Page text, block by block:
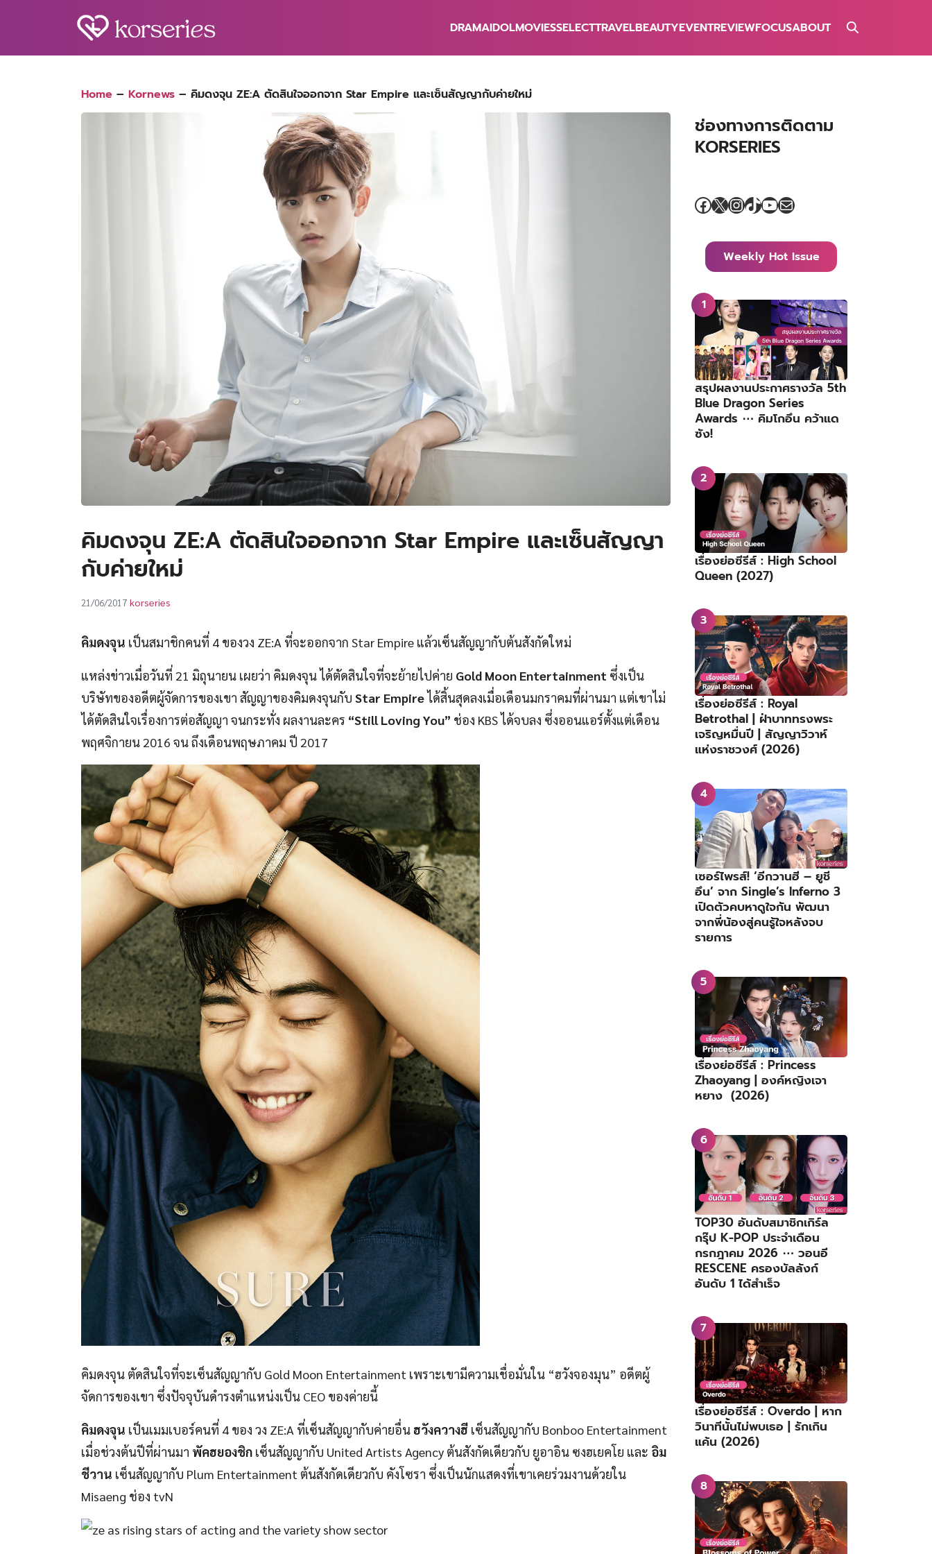
DRAMAIDOLMOVIESSELECTTRAVELBEAUTYEVENTREVIEWFOCUSABOUT
Home – Kornews – คิมดงจุน ZE:A ตัดสินใจออกจาก Star Empire และเซ็นสัญญากับค่ายใหม่
คิมดงจุน ZE:A ตัดสินใจออกจาก Star Empire และเซ็นสัญญา
กับค่ายใหม่
21/06/2017 korseries
คิมดงจุน เป็นสมาชิกคนที่ 4 ของวง ZE:A ที่จะออกจาก Star Empire แล้วเซ็นสัญญากับต้นสังกัดใหม่
แหล่งข่าวเมื่อวันที่ 21 มิถุนายน เผยว่า คิมดงจุน ได้ตัดสินใจที่จะย้ายไปค่าย Gold Moon Entertainment ซึ่งเป็น
บริษัทของอดีตผู้จัดการของเขา สัญญาของคิมดงจุนกับ Star Empireได้สิ้นสุดลงเมื่อเดือนมกราคมที่ผ่านมา แต่เขาไม่
ได้ตัดสินใจเรื่องการต่อสัญญา จนกระทั่ง ผลงานละคร “Still Loving You” ช่อง KBS ได้จบลง ซึ่งออนแอร์ตั้งแต่เดือน
พฤศจิกายน 2016 จน ถึงเดือนพฤษภาคม ปี 2017
คิมดงจุน ตัดสินใจที่จะเซ็นสัญญากับ Gold Moon Entertainment เพราะเขามีความเชื่อมั่นใน “ฮวังจองมุน” อดีตผู้
จัดการของเขา ซึ่งปัจจุบันดำรงตำแหน่งเป็น CEO ของค่ายนี้
คิมดงจุน เป็นเมมเบอร์คนที่ 4 ของ วง ZE:A ที่เซ็นสัญญากับค่ายอื่น ฮวังควางฮี เซ็นสัญญากับ Bonboo Entertainment
เมื่อช่วงต้นปีที่ผ่านมา พัคฮยองชิก เซ็นสัญญากับ United Artists Agency ต้นสังกัดเดียวกับ ยูอาอิน ซงฮเยคโย และ อิม
ชีวาน เซ็นสัญญากับ Plum Entertainment ต้นสังกัดเดียวกับ คังโซรา ซึ่งเป็นนักแสดงที่เขาเคยร่วมงานด้วยใน
Misaeng ช่อง tvN
ช่องทางการติดตาม
KORSERIES
Facebook
X Instagram
TikTok
YouTube
Mail
Weekly Hot Issue
สรุปผลงานประกาศรางวัล 5th
Blue Dragon Series
Awards ⋯ คิมโกอึน คว้าแด
ซัง!
เรื่องย่อซีรีส์ : High School
Queen (2027)
เรื่องย่อซีรีส์ : Royal
Betrothal | ฝ่าบาททรงพระ
เจริญหมื่นปี | สัญญาวิวาห์
แห่งราชวงศ์ (2026)
เซอร์ไพรส์! ‘อีกวานฮี – ยูชี
อึน’ จาก Single’s Inferno 3
เปิดตัวคบหาดูใจกัน พัฒนา
จากพี่น้องสู่คนรู้ใจหลังจบ
รายการ
เรื่องย่อซีรีส์ : Princess
Zhaoyang | องค์หญิงเจา
หยาง (2026)
TOP30 อันดับสมาชิกเกิร์ล
กรุ๊ป K-POP ประจำเดือน
กรกฎาคม 2026 ⋯ วอนอี
RESCENE ครองบัลลังก์
อันดับ 1 ได้สำเร็จ
เรื่องย่อซีรีส์ : Overdo | หาก
วินาทีนั้นไม่พบเธอ | รักเกิน
แค้น (2026)